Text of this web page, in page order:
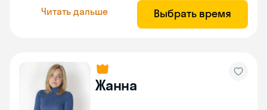
Читать дальше Выбрать время
Жанна